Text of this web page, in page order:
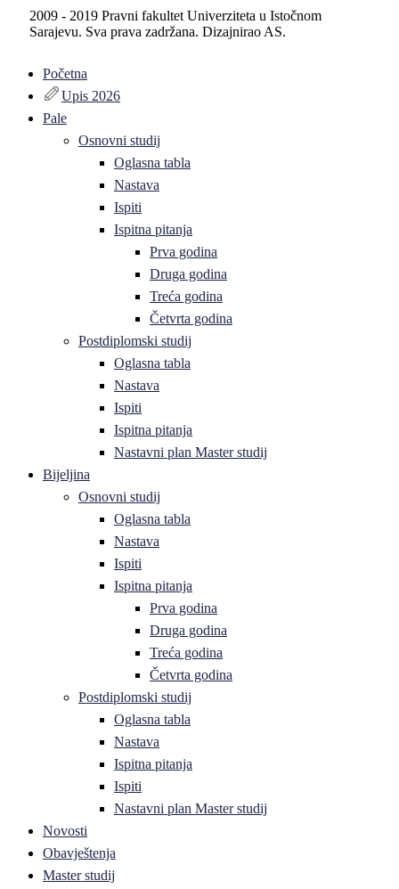
2009 - 2019 Pravni fakultet Univerziteta u Istočnom
Sarajevu. Sva prava zadržana. Dizajnirao AS.
Početna
Upis 2026
Pale
Osnovni studij
Oglasna tabla
Nastava
Ispiti
Ispitna pitanja
Prva godina
Druga godina
Treća godina
Četvrta godina
Postdiplomski studij
Oglasna tabla
Nastava
Ispiti
Ispitna pitanja
Nastavni plan Master studij
Bijeljina
Osnovni studij
Oglasna tabla
Nastava
Ispiti
Ispitna pitanja
Prva godina
Druga godina
Treća godina
Četvrta godina
Postdiplomski studij
Oglasna tabla
Nastava
Ispitna pitanja
Ispiti
Nastavni plan Master studij
Novosti
Obavještenja
Master studij